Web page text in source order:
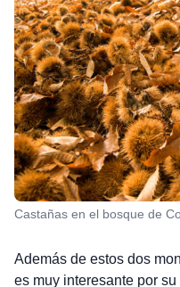
Castañas en el bosque de
Además de estos dos
es muy interesante por